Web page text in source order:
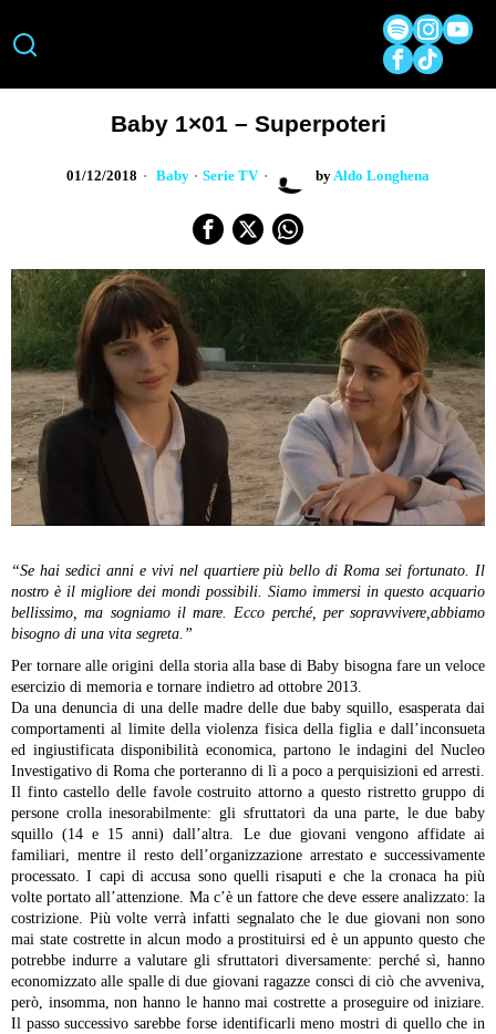
Baby 1×01 – Superpoteri
01/12/2018 Baby · Serie TV by Aldo Longhena
“Se hai sedici anni e vivi nel quartiere più bello di Roma sei fortunato. Il
nostro è il migliore dei mondi possibili. Siamo immersi in questo acquario
bellissimo, ma sogniamo il mare. Ecco perché, per sopravvivere,abbiamo
bisogno di una vita segreta.”
Per tornare alle origini della storia alla base di Baby bisogna fare un veloce
esercizio di memoria e tornare indietro ad ottobre 2013.
Da una denuncia di una delle madre delle due baby squillo, esasperata dai
comportamenti al limite della violenza fisica della figlia e dall’inconsueta
ed ingiustificata disponibilità economica, partono le indagini del Nucleo
Investigativo di Roma che porteranno di lì a poco a perquisizioni ed arresti.
Il finto castello delle favole costruito attorno a questo ristretto gruppo di
persone crolla inesorabilmente: gli sfruttatori da una parte, le due baby
squillo (14 e 15 anni) dall’altra. Le due giovani vengono affidate ai
familiari, mentre il resto dell’organizzazione arrestato e successivamente
processato. I capi di accusa sono quelli risaputi e che la cronaca ha più
volte portato all’attenzione. Ma c’è un fattore che deve essere analizzato: la
costrizione. Più volte verrà infatti segnalato che le due giovani non sono
mai state costrette in alcun modo a prostituirsi ed è un appunto questo che
potrebbe indurre a valutare gli sfruttatori diversamente: perché sì, hanno
economizzato alle spalle di due giovani ragazze consci di ciò che avveniva,
però, insomma, non hanno le hanno mai costrette a proseguire od iniziare.
Il passo successivo sarebbe forse identificarli meno mostri di quello che in